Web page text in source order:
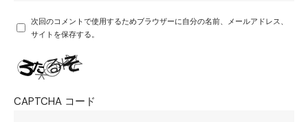
次回のコメントで使用するためブラウザーに自分の名前、メールアドレス、
サイトを保存する。
CAPTCHA コード